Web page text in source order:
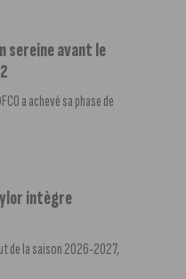
sereine avant le
a achevé sa phase de
intègre
de la saison 2026-2027,